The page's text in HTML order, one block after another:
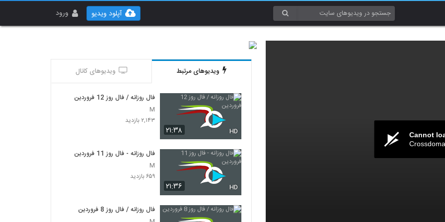
ورود آپلود ویدیو
Cannot
ویدیوهای مرتبط ویدیوهای کانال
۲۱:۳۸ HD
فال روزانه / فال روز 12 فروردین
M
۲,۱۴۳ بازدید
۲۱:۳۶ HD
فال روزانه - فال روز 11 فروردین
M
۶۵۹ بازدید
فال روزانه / فال روز 8 فروردین